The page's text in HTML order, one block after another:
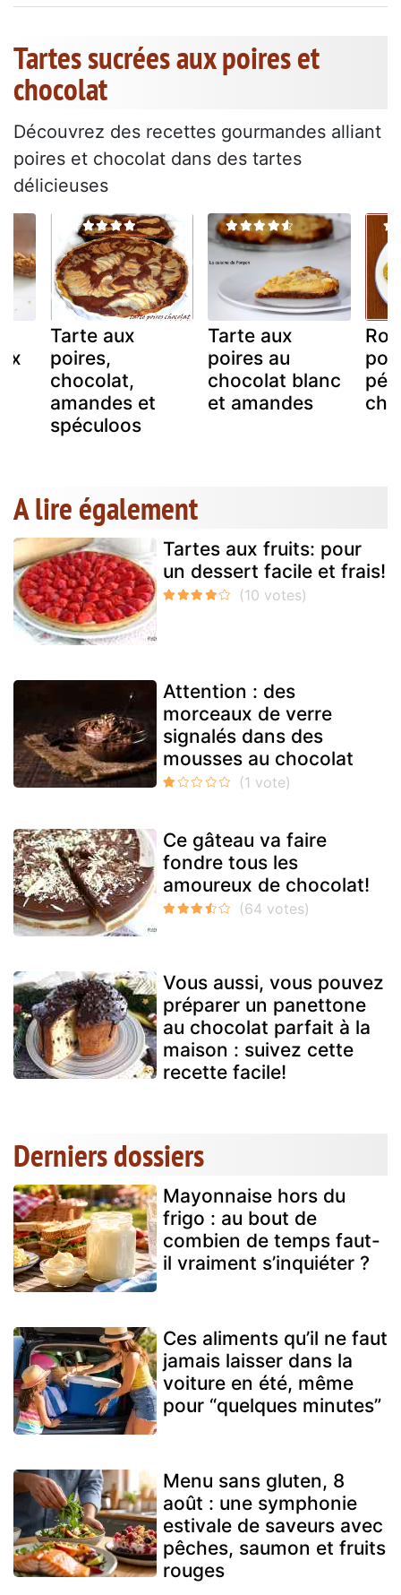
Tartes sucrées aux poires et
chocolat
Découvrez des recettes gourmandes alliant
poires et chocolat dans des tartes
délicieuses
Tarte aux
poires,
chocolat,
amandes et
spéculoos
Tarte aux
poires au
chocolat blanc
et amandes
A lire également
Tartes aux fruits: pour
un dessert facile et frais!
Attention : des
morceaux de verre
signalés dans des
mousses au chocolat
Ce gâteau va faire
fondre tous les
amoureux de chocolat!
Vous aussi, vous pouvez
préparer un panettone
au chocolat parfait à la
maison : suivez cette
recette facile!
Derniers dossiers
Mayonnaise hors du
frigo : au bout de
combien de temps faut-
il vraiment s’inquiéter ?
Ces aliments qu’il ne faut
jamais laisser dans la
voiture en été, même
pour “quelques minutes”
Menu sans gluten, 8
août : une symphonie
estivale de saveurs avec
pêches, saumon et fruits
rouges